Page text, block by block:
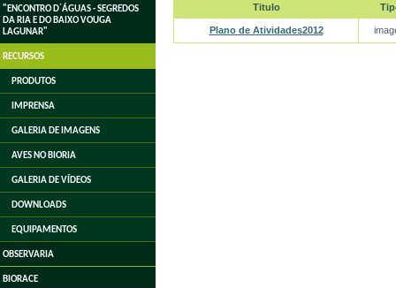
"ENCONTRO D´ÁGUAS - SEGREDOS
DA RIA E DO BAIXO VOUGA
LAGUNAR"
RECURSOS
PRODUTOS
IMPRENSA
GALERIA DE IMAGENS
AVES NO BIORIA
GALERIA DE VÍDEOS
DOWNLOADS
EQUIPAMENTOS
OBSERVARIA
BIORACE
Titulo
Plano de Atividades2012